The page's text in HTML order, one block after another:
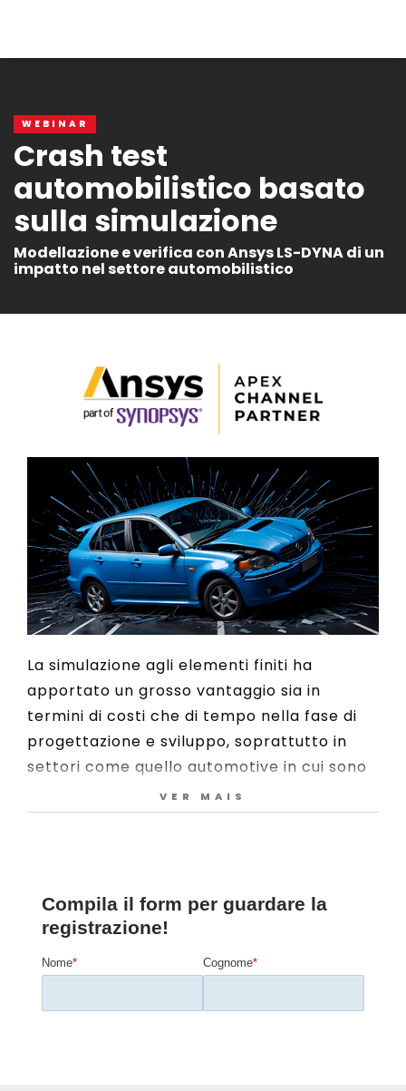
WEBINAR
Crash test
automobilistico basato
sulla simulazione
Modellazione e verifica con Ansys LS-DYNA di un
impatto nel settore automobilistico
La simulazione agli elementi finiti ha
apportato un grosso vantaggio sia in
termini di costi che di tempo nella fase di
progettazione e sviluppo, soprattutto in
settori come quello automotive in cui sono
richieste numerose verifiche e validazioni
sperimentali, tra cui quelle di impatto.
FEM in Ansys LS-DYNA per la verifica di
un crash test automobilistico,
analizzando le varie fasi di sviluppo fino
VER MAIS